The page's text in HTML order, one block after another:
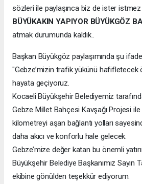
sözleri ile paylaşınca biz de ister istmez
BÜYÜKAKIN YAPIYOR BÜYÜKGÖZ
atmak durumunda kaldık..
Başkan Büyükgöz paylaşımında şu
"Gebze’mizin trafik yükünü hafifletecek
hayata geçiyoruz.
Kocaeli Büyükşehir Belediyemiz
Gebze Millet Bahçesi Kavşağı Projesi
kilometreyi aşan bağlantı yolları
daha akıcı ve konforlu hale gelecek.
Gebze’mize değer katan bu önemli
Büyükşehir Belediye Başkanımız Sayın
ekibine gönülden teşekkür ediyorum.